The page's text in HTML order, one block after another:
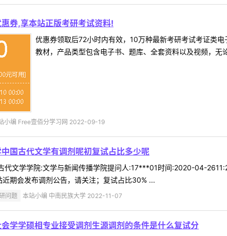
券,享本站正版考研考试资料!
优惠券领取后72小时内有效，10万种最新考研考试考证类
教材，产品类型包含电子书、题库、全套资料以及视频，
小编 Free壹佰分学习网 2022-09-19
国古代文学有调剂呢初复试占比多少呢
代文学学院:文学与新闻传播学院提问人:17***01时间:2020-04-
近期会发布调剂公告，请关注；复试占比30% ...
问题 本站小编 中南民族大学 2022-11-07
学学硕相专业接受调剂生源调剂的条件是什么复试分